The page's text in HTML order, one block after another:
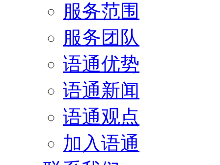
服务范围
服务团队
语通优势
语通新闻
语通观点
加入语通